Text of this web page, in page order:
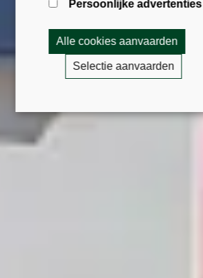
Persoonlijke advertenties
Alle cookies aanvaarden
Selectie aanvaarden